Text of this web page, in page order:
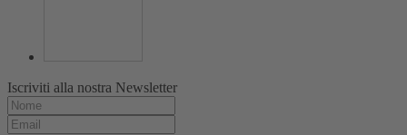
Iscriviti alla nostra Newsletter